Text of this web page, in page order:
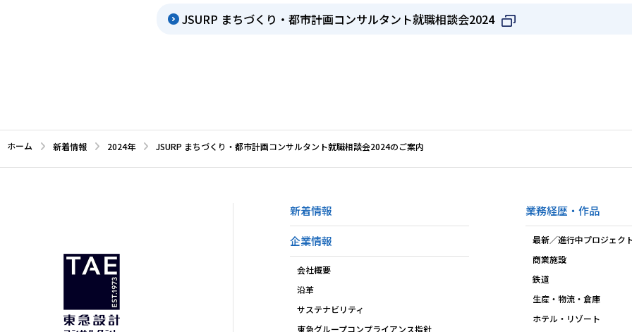
JSURP まちづくり・都市計画コンサルタント就職相談会2024
ホーム 新着情報 2024年 JSURP まちづくり・都市計画コンサルタント就職相談会2024のご案内
新着情報
企業情報
会社概要
沿革
サステナビリティ
東急グループコンプライアンス指針
業務経歴・作品
最新／進行中プロジェク
商業施設
鉄道
生産・物流・倉庫
ホテル・リゾート